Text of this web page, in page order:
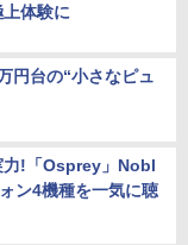
体験に
円台の“小さなピュ
力!「Osprey」Nobl
ン4機種を一気に聴